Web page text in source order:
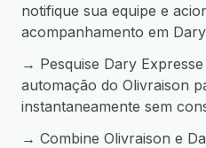
notifique sua equipe e
acompanhamento em
→ Pesquise Dary
automação do Olivraison
instantaneamente sem
→ Combine Olivraison e